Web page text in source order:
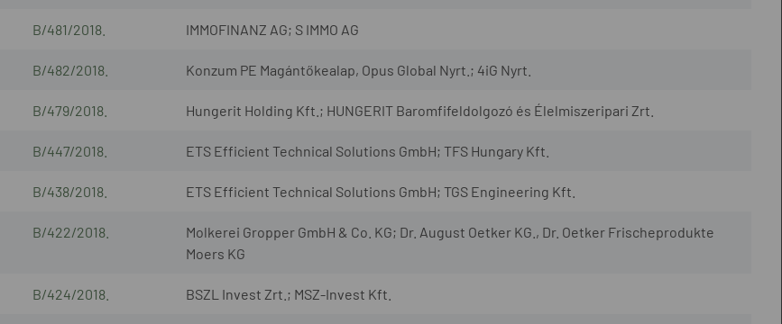
B/481/2018. IMMOFINANZ AG; S IMMO AG
B/482/2018. Konzum PE Magántőkealap, Opus Global Nyrt.; 4iG Nyrt.
B/479/2018. Hungerit Holding Kft.; HUNGERIT Baromfifeldolgozó és Élelmiszeripari Zrt.
B/447/2018. ETS Efficient Technical Solutions GmbH; TFS Hungary Kft.
B/438/2018. ETS Efficient Technical Solutions GmbH; TGS Engineering Kft.
B/422/2018.
Molkerei Gropper GmbH & Co. KG; Dr. August Oetker KG., Dr. Oetker Frischeprodukte
Moers KG
B/424/2018. BSZL Invest Zrt.; MSZ-Invest Kft.